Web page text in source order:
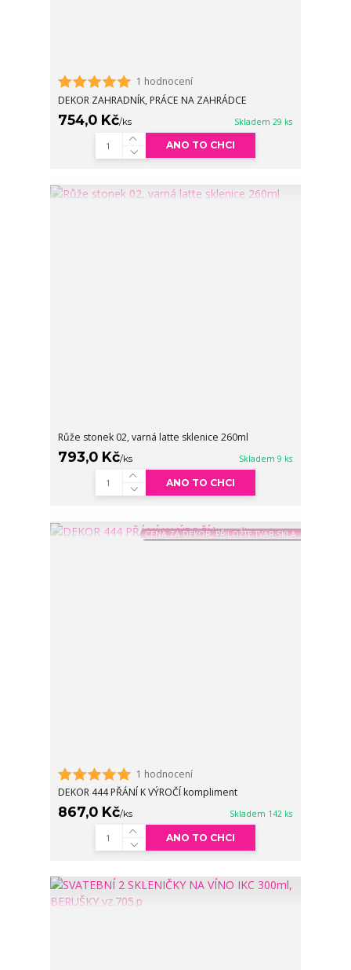
1 hodnocení
DEKOR ZAHRADNÍK, PRÁCE NA ZAHRÁDCE
754,0 Kč/ks Skladem 29 ks
ANO TO CHCI
Růže stonek 02, varná latte sklenice 260ml
793,0 Kč/ks Skladem 9 ks
ANO TO CHCI
CENA ZA DEKOR, PŘILOŽTE TVAR SKLA
1 hodnocení
DEKOR 444 PŘÁNÍ K VÝROČÍ kompliment
867,0 Kč/ks Skladem 142 ks
ANO TO CHCI